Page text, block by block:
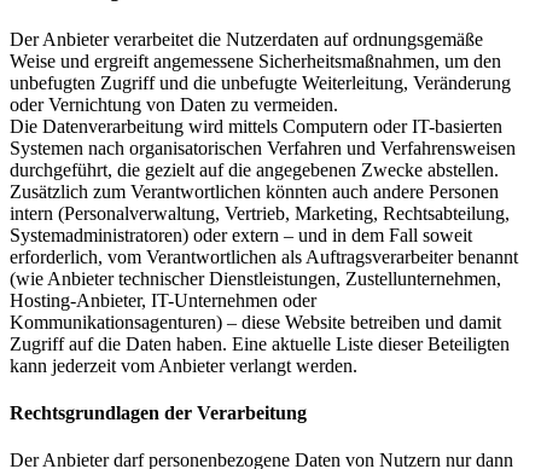
Der Anbieter verarbeitet die Nutzerdaten auf ordnungsgemäße
Weise und ergreift angemessene Sicherheitsmaßnahmen, um den
unbefugten Zugriff und die unbefugte Weiterleitung, Veränderung
oder Vernichtung von Daten zu vermeiden.
Die Datenverarbeitung wird mittels Computern oder IT-basierten
Systemen nach organisatorischen Verfahren und Verfahrensweisen
durchgeführt, die gezielt auf die angegebenen Zwecke abstellen.
Zusätzlich zum Verantwortlichen könnten auch andere Personen
intern (Personalverwaltung, Vertrieb, Marketing, Rechtsabteilung,
Systemadministratoren) oder extern – und in dem Fall soweit
erforderlich, vom Verantwortlichen als Auftragsverarbeiter benannt
(wie Anbieter technischer Dienstleistungen, Zustellunternehmen,
Hosting-Anbieter, IT-Unternehmen oder
Kommunikationsagenturen) – diese Website betreiben und damit
Zugriff auf die Daten haben. Eine aktuelle Liste dieser Beteiligten
kann jederzeit vom Anbieter verlangt werden.
Rechtsgrundlagen der Verarbeitung
Der Anbieter darf personenbezogene Daten von Nutzern nur dann